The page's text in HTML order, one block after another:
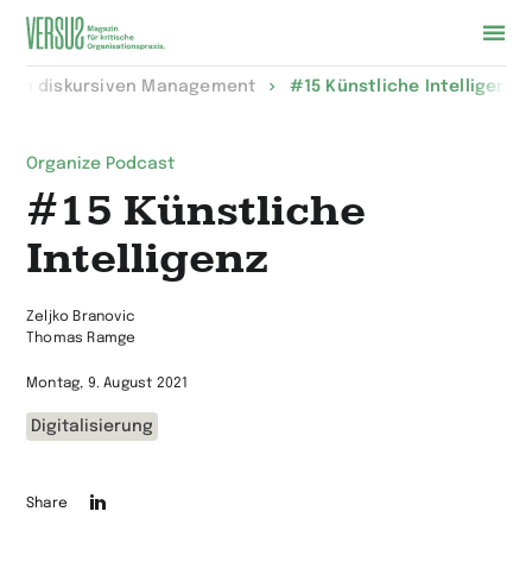
Zur
diskursiven Management #15 Künstliche Intelligenz
Organize Podcast
#15 Künstliche
Intelligenz
Zeljko Branovic
Thomas Ramge
Montag, 9. August 2021
Digitalisierung
Share